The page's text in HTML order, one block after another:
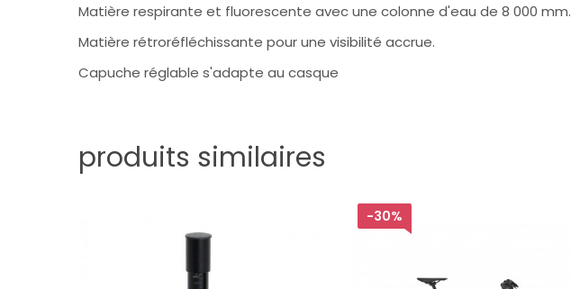
Matière respirante et fluorescente avec une colonne d'eau de 8 000 mm.
Matière rétroréfléchissante pour une visibilité accrue.
Capuche réglable s'adapte au casque
produits similaires
-30%